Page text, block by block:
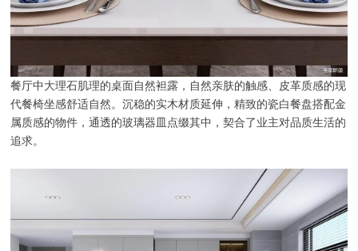
餐厅中大理石肌理的桌面自然袒露，自然亲肤的触感、皮革质感的现
代餐椅坐感舒适自然。沉稳的实木材质延伸，精致的瓷白餐盘搭配金
属质感的物件，通透的玻璃器皿点缀其中，契合了业主对品质生活的
追求。